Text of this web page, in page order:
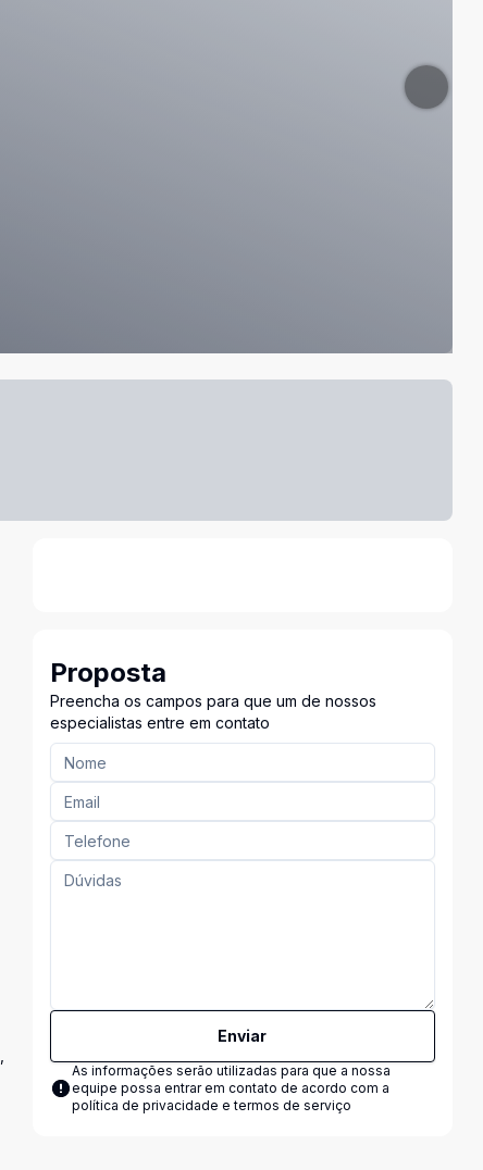
Proposta
Preencha os campos para que um de nossos
especialistas entre em contato
Enviar
As informações serão utilizadas para que a nossa
equipe possa entrar em contato de acordo com a
política de privacidade e termos de serviço